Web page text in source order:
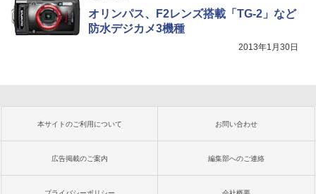
オリンパス、F2レンズ搭載「TG-2」など
防水デジカメ3機種
2013年1月30日
本サイトのご利用について お問い合わせ
広告掲載のご案内 編集部へのご連絡